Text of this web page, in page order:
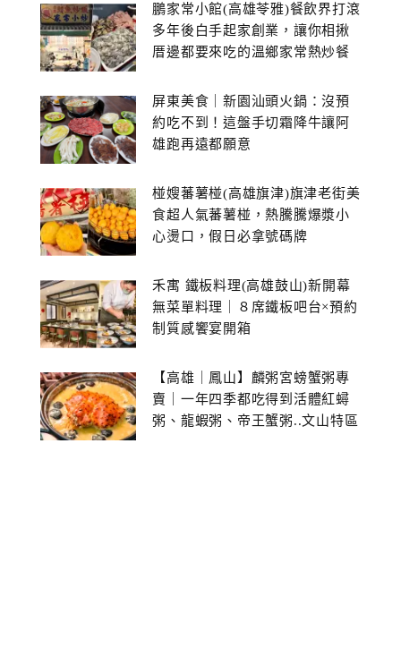
鵬家常小館(高雄苓雅)餐飲界打滾
多年後白手起家創業，讓你相揪
厝邊都要來吃的溫鄉家常熱炒餐
屏東美食｜新園汕頭火鍋：沒預
約吃不到！這盤手切霜降牛讓阿
雄跑再遠都願意
椪嫂蕃薯椪(高雄旗津)旗津老街美
食超人氣蕃薯椪，熱騰騰爆漿小
心燙口，假日必拿號碼牌
禾寓 鐵板料理(高雄鼓山)新開幕
無菜單料理｜８席鐵板吧台×預約
制質感饗宴開箱
【高雄｜鳳山】麟粥宮螃蟹粥專
賣｜一年四季都吃得到活體紅蟳
粥、龍蝦粥、帝王蟹粥..文山特區